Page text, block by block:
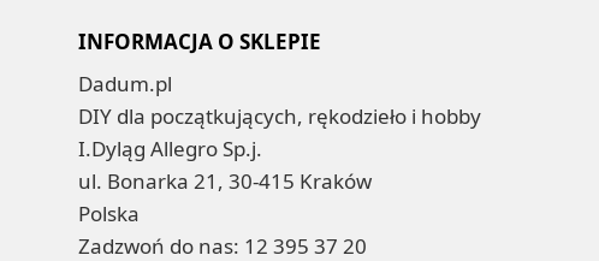
INFORMACJA O SKLEPIE
Dadum.pl
DIY dla początkujących, rękodzieło i hobby
I.Dyląg Allegro Sp.j.
ul. Bonarka 21, 30-415 Kraków
Polska
Zadzwoń do nas: 12 395 37 20